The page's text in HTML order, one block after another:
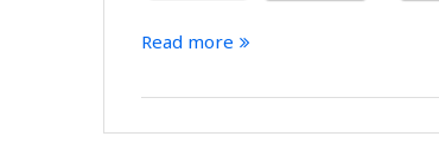
Read more